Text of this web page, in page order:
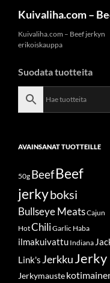
sisältöönKuivaliha.com –
Kuivaliha.com – Beef jerkyn
erikoiskauppa
Suodata tuotteita
AVAINSANAT TUOTTEILLE
50g BeefBeef
jerkyboksi
Bullseye MeatsCajun
HotChiliGarlic Haba
ilmakuivattu Indiana
Link's JerkkuJerky
Jerkymauste